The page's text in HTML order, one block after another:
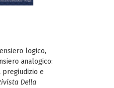
logico,
analogico:
pregiudizio e
Della